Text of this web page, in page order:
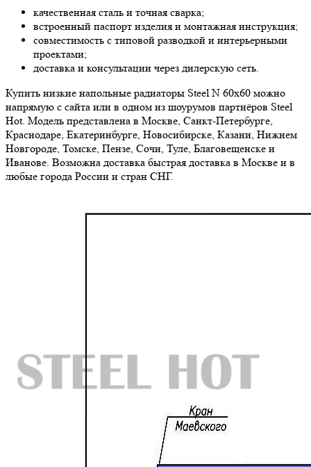
качественная сталь и точная сварка;
встроенный паспорт изделия и монтажная инструкция;
совместимость с типовой разводкой и интерьерными
проектами;
доставка и консультации через дилерскую сеть.
Купить низкие напольные радиаторы Steel N 60х60 можно
напрямую с сайта или в одном из шоурумов партнёров Steel
Hot. Модель представлена в Москве, Санкт-Петербурге,
Краснодаре, Екатеринбурге, Новосибирске, Казани, Нижнем
Новгороде, Томске, Пензе, Сочи, Туле, Благовещенске и
Иванове. Возможна доставка быстрая доставка в Москве и в
любые города России и стран СНГ.